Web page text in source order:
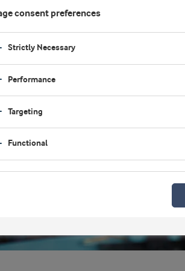
consent preferences
Strictly Necessary
Performance
Targeting
Functional